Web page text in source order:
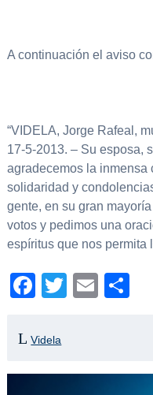
A continuación el aviso
“VIDELA, Jorge Rafeal,
17-5-2013. – Su esposa,
agradecemos la inmensa
solidaridad y
gente, en su gran
votos y pedimos una
espíritus que nos permita
Facebook
TwitterEmail
Videla